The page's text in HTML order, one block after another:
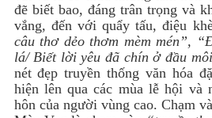
đẽ biết bao, đáng trân trọng và
vắng, đến với quẩy tấu, điệu
câu thơ dẻo thơm mèm mén”,
lá/ Biết lời yêu đã chín ở đầu
nét đẹp truyền thống văn hóa
hiện lên qua các mùa lễ hội và
hôn của người vùng cao. Chạm